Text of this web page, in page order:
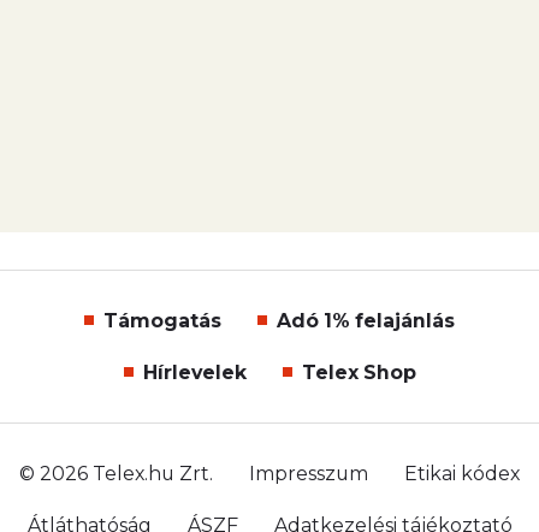
Támogatás Adó 1% felajánlás
Hírlevelek Telex Shop
© 2026 Telex.hu Zrt. Impresszum Etikai kódex
Átláthatóság ÁSZF Adatkezelési tájékoztató